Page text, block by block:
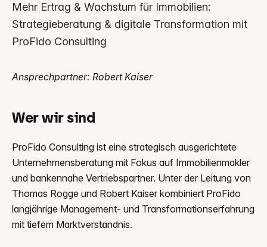
Mehr Ertrag & Wachstum für Immobilien:
Strategieberatung & digitale Transformation mit
ProFido Consulting
Ansprechpartner: Robert Kaiser
Wer wir sind
ProFido Consulting ist eine strategisch ausgerichtete
Unternehmensberatung mit Fokus auf Immobilienmakler
und bankennahe Vertriebspartner. Unter der Leitung von
Thomas Rogge und Robert Kaiser kombiniert ProFido
langjährige Management- und Transformationserfahrung
mit tiefem Marktverständnis.